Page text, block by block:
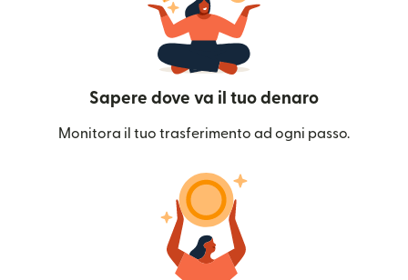
Sapere dove va il tuo denaro
Monitora il tuo trasferimento ad ogni passo.